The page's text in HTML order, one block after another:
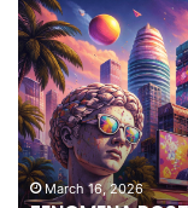
March 16, 2026